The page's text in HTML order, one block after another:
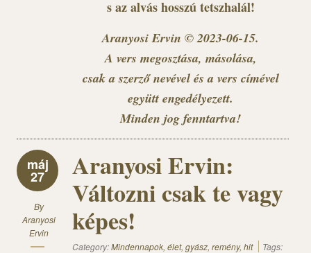
s az alvás hosszú tetszhalál!
Aranyosi Ervin © 2023-06-15.
A vers megosztása, másolása,
csak a szerző nevével és a vers címével
együtt engedélyezett.
Minden jog fenntartva!
máj
27
By
Aranyosi
Ervin
Aranyosi Ervin:
Változni csak te vagy
képes!
Category:Mindennapok, élet, gyász, remény, hit
Tags: